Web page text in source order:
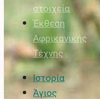
στοιχεία
Έκθεση
Αφρικανικής
Τέχνης
Ιστορία
Άγιος